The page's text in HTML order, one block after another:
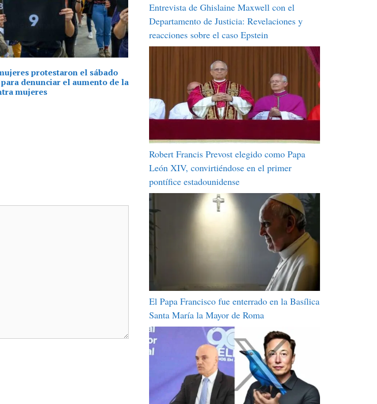
protestaron el sábado
denunciar el aumento de la
mujeres
Entrevista de Ghislaine Maxwell con el
Departamento de Justicia: Revelaciones y
reacciones sobre el caso Epstein
Robert Francis Prevost elegido como Papa
León XIV, convirtiéndose en el primer
pontífice estadounidense
El Papa Francisco fue enterrado en la Basílica
Santa María la Mayor de Roma